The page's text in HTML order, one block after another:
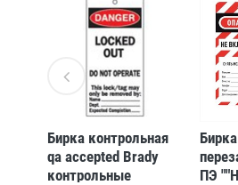
Бирка контрольная
qa accepted Brady
контрольные
Бирка
ПЭ